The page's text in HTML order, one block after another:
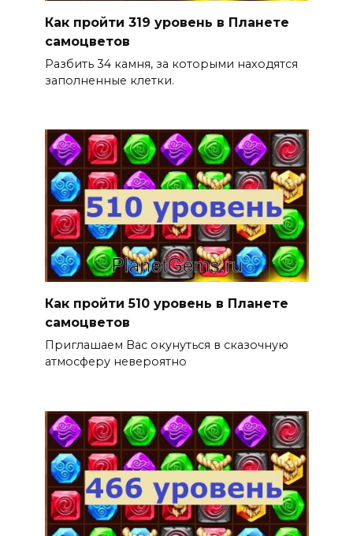
Как пройти 319 уровень в Планете
самоцветов
Разбить 34 камня, за которыми находятся
заполненные клетки.
Как пройти 510 уровень в Планете
самоцветов
Приглашаем Вас окунуться в сказочную
атмосферу невероятно